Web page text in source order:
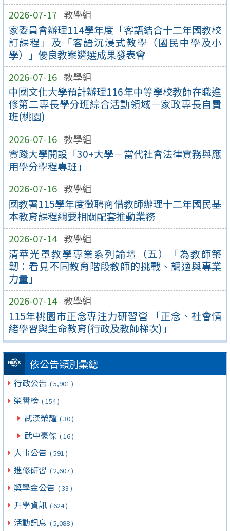
2026-07-17 教學組
家委員會辦理114學年度「客語結合十二年國教校
訂課程」及「客語沉浸式教學（國民中學及小
學）」優良教案遴選成果發表會
2026-07-16 教學組
中國文化大學預計辦理116年中等學校教師在職進
修第二專長學分班綜合活動領域－家政專長自費
班(桃園)
2026-07-16 教學組
實踐大學開設「30+大學－當代社會法律實務與應
用學分學程專班」
2026-07-16 教學組
國教署115學年度徵聘商借教師辦理十二年國民基
本教育課程綱要相關配套推動業務
2026-07-14 教學組
清華光罩教學專業系列論壇（五）「為教師築
韌：看見不同教育階段教師的挑戰、調適與專業
力量」
2026-07-14 教學組
115年桃園市正念專注力研習營 「正念、社會情
緒學習與生命教育(行政及教師梯次)」
依公告類別彙總
行政公告 ( 5,901 )
榮譽榜 ( 154 )
武漢榮耀 ( 30 )
武中豪傑 ( 16 )
人事公告 ( 591 )
進修研習 ( 2,607 )
獎學金公告 ( 33 )
升學資訊 ( 624 )
活動訊息 ( 5,088 )